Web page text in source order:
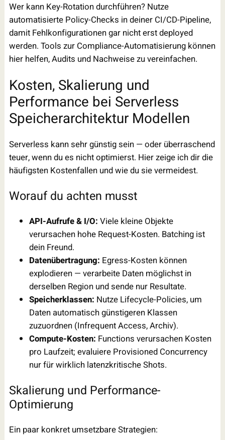
Wer kann Key-Rotation durchführen? Nutze
automatisierte Policy-Checks in deiner CI/CD-Pipeline,
damit Fehlkonfigurationen gar nicht erst deployed
werden. Tools zur Compliance-Automatisierung können
hier helfen, Audits und Nachweise zu vereinfachen.
Kosten, Skalierung und
Performance bei Serverless
Speicherarchitektur Modellen
Serverless kann sehr günstig sein — oder überraschend
teuer, wenn du es nicht optimierst. Hier zeige ich dir die
häufigsten Kostenfallen und wie du sie vermeidest.
Worauf du achten musst
API-Aufrufe & I/O: Viele kleine Objekte
verursachen hohe Request-Kosten. Batching ist
dein Freund.
Datenübertragung: Egress-Kosten können
explodieren — verarbeite Daten möglichst in
derselben Region und sende nur Resultate.
Speicherklassen: Nutze Lifecycle-Policies, um
Daten automatisch günstigeren Klassen
zuzuordnen (Infrequent Access, Archiv).
Compute-Kosten: Functions verursachen Kosten
pro Laufzeit; evaluiere Provisioned Concurrency
nur für wirklich latenzkritische Shots.
Skalierung und Performance-
Optimierung
Ein paar konkret umsetzbare Strategien: